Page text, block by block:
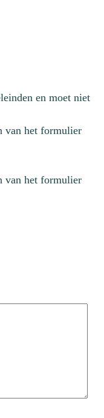
en moet niet
van het formulier
van het formulier